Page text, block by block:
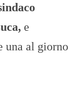
e
una al giorno